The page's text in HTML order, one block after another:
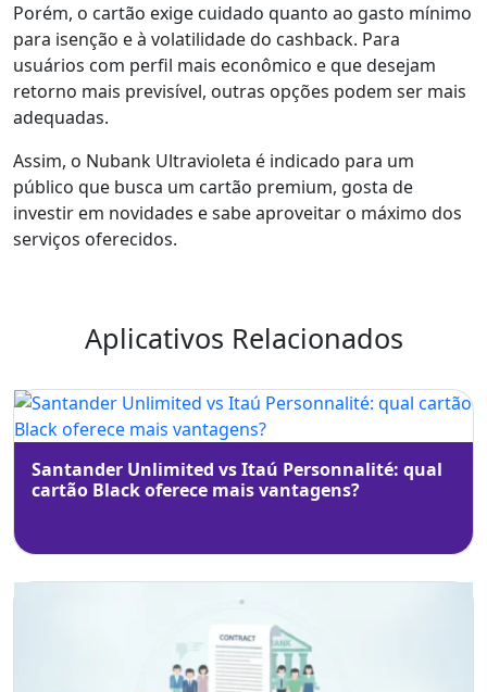
Porém, o cartão exige cuidado quanto ao gasto mínimo
para isenção e à volatilidade do cashback. Para
usuários com perfil mais econômico e que desejam
retorno mais previsível, outras opções podem ser mais
adequadas.
Assim, o Nubank Ultravioleta é indicado para um
público que busca um cartão premium, gosta de
investir em novidades e sabe aproveitar o máximo dos
serviços oferecidos.
Aplicativos Relacionados
Santander Unlimited vs Itaú Personnalité: qual
cartão Black oferece mais vantagens?